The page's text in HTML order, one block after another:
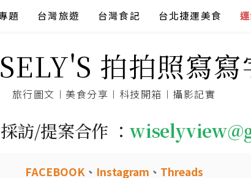
題 台灣旅遊 台灣食記 台北捷運美食
拍拍照寫寫
旅行圖文︱美食分享︱科技開箱︱攝影記實
訪/提案合作 ：
FACEBOOK、 Instagram 、 Threads